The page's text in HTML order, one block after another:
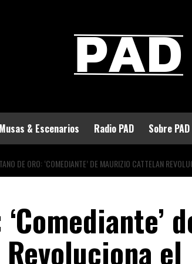
Musas & Escenarios Radio PAD Sobre PAD
DE ORO: ‘COMEDIANTE’ DE MAURIZIO CATTELAN
el